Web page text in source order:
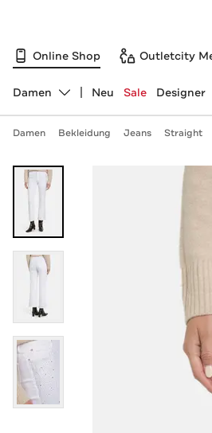
Online Shop Outletcity
Abteilung ändern, ausgewählt:
Damen Neu Sale Designer
Damen Bekleidung Jeans Straight